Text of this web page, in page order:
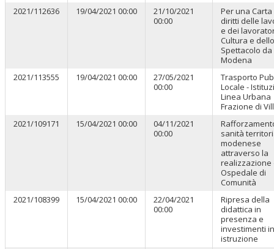
2021/112636
19/04/2021 00:00
21/10/2021
00:00
Per una
diritti delle
e dei
Cultura e dello
Spettacolo da
Modena
2021/113555
19/04/2021 00:00
27/05/2021
00:00
Trasporto
Locale -
Linea Urbana
Frazione di
2021/109171
15/04/2021 00:00
04/11/2021
00:00
sanità
modenese
attraverso la
realizzazione
Ospedale di
Comunità
2021/108399
15/04/2021 00:00
22/04/2021
00:00
Ripresa della
didattica in
presenza e
investimenti in
istruzione